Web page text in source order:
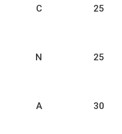
C 25
N 25
A 30